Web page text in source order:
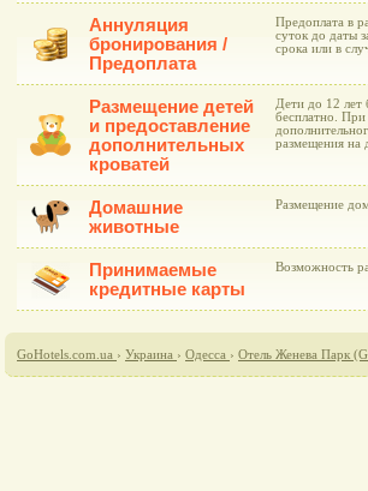
Аннуляция
бронирования /
Предоплата
Предоплата в
суток до даты
срока или в
Размещение детей
и предоставление
дополнительных
кроватей
Дети до 12 лет
бесплатно. При
размещения на
Домашние
животные
Размещение
Принимаемые
кредитные карты
Возможность
GoHotels.com.ua › Украина › Одесса › Отель Женева Парк